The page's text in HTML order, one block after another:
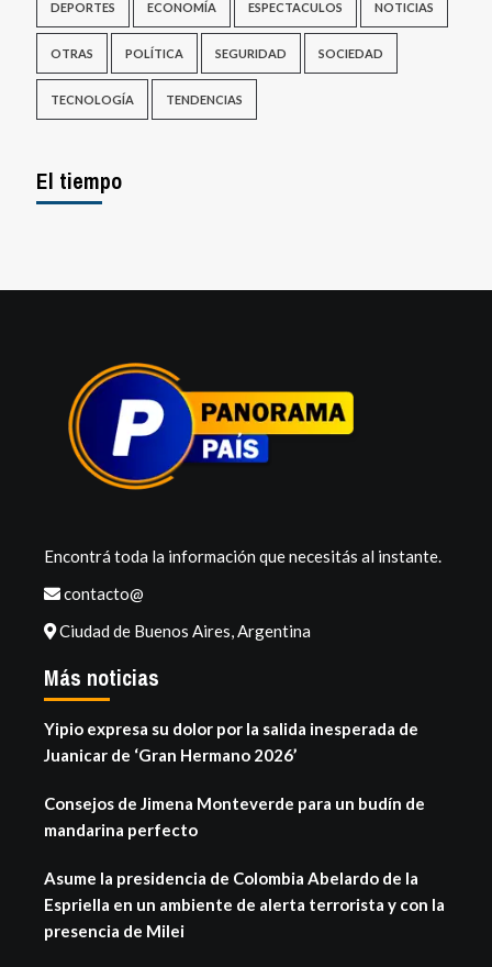
DEPORTES ECONOMÍA ESPECTACULOS NOTICIAS
OTRAS POLÍTICA SEGURIDAD SOCIEDAD
TECNOLOGÍA TENDENCIAS
El tiempo
Encontrá toda la información que necesitás al instante.
contacto@
Ciudad de Buenos Aires, Argentina
Más noticias
Yipio expresa su dolor por la salida inesperada de
Juanicar de ‘Gran Hermano 2026’
Consejos de Jimena Monteverde para un budín de
mandarina perfecto
Asume la presidencia de Colombia Abelardo de la
Espriella en un ambiente de alerta terrorista y con la
presencia de Milei